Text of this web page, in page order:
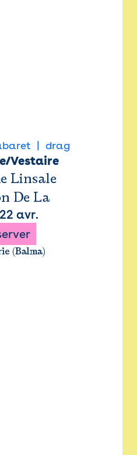
drag
Vestaire
Linsale
De La
22 avr.
(Balma)